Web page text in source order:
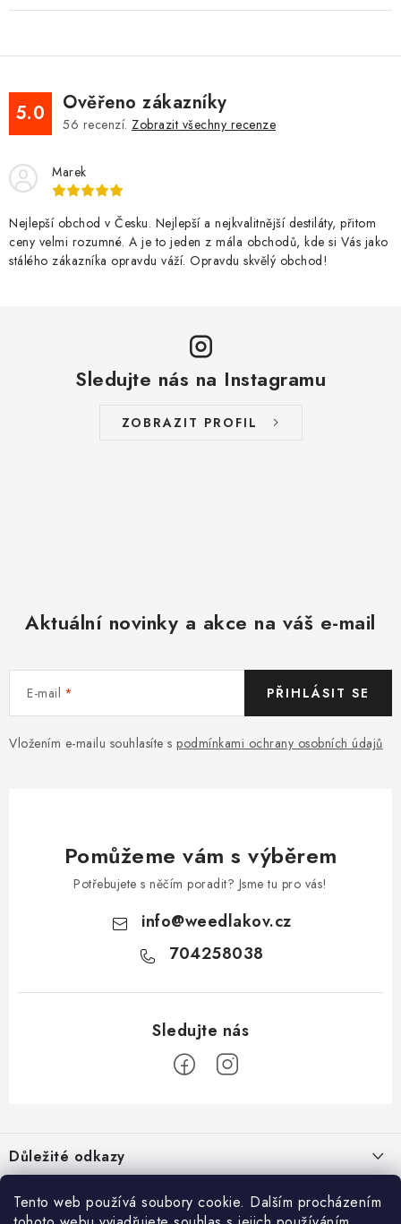
Tento web používá soubory cookie. Dalším procházením
5.0 Ověřeno zákazníky
56 recenzí. Zobrazit všechny recenze
Marek
Nejlepší obchod v Česku. Nejlepší a nejkvalitnější destiláty, přitom
ceny velmi rozumné. A je to jeden z mála obchodů, kde si Vás jako
stálého zákazníka opravdu váží. Opravdu skvělý obchod!
Sledujte nás na Instagramu
ZOBRAZIT PROFIL
Aktuální novinky a akce na váš e-mail
E-mail
Vložením e-mailu souhlasíte s podmínkami ochrany osobních údajů
PŘIHLÁSIT SE
Pomůžeme vám s výběrem
Potřebujete s něčím poradit? Jsme tu pro vás!
info@weedlakov.cz
704258038
p
a
Důležité odkazy
Možná by tě zajímalo